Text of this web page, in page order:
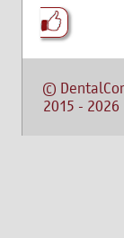
©
2015 - 2026